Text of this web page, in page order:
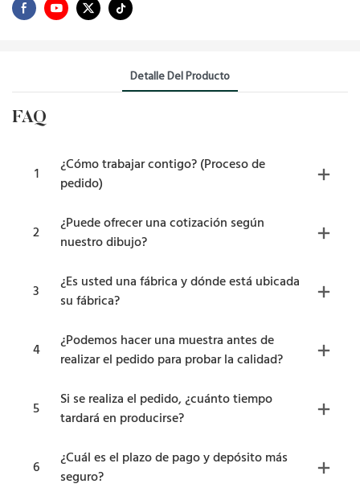
Detalle Del Producto
FAQ
1
¿Cómo trabajar contigo? (Proceso de
pedido)
2
¿Puede ofrecer una cotización según
nuestro dibujo?
3
¿Es usted una fábrica y dónde está ubicada
su fábrica?
4
¿Podemos hacer una muestra antes de
realizar el pedido para probar la calidad?
5
Si se realiza el pedido, ¿cuánto tiempo
tardará en producirse?
6
¿Cuál es el plazo de pago y depósito más
seguro?